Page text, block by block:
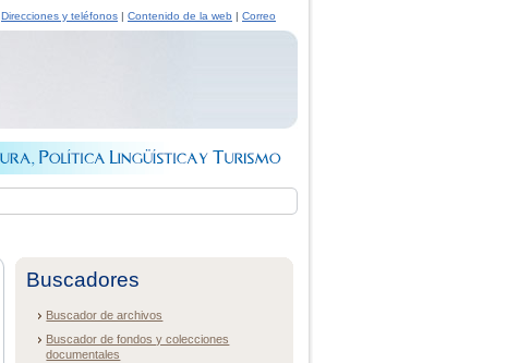
Direcciones y teléfonos | Contenido de la web | Correo
Buscadores
Buscador de archivos
Buscador de fondos y colecciones
documentales